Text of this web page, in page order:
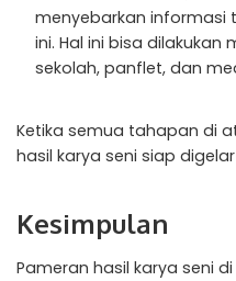
menyebarkan informasi
ini. Hal ini bisa dilakukan
sekolah, panflet, dan
Ketika semua tahapan di
hasil karya seni siap
Kesimpulan
Pameran hasil karya seni